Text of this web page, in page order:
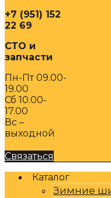
+7 (951) 152
22 69
СТО и
запчасти
Пн-Пт 09.00-
19.00
Сб 10.00-
17.00
Вс –
выходной
Связаться
Каталог
Зимние